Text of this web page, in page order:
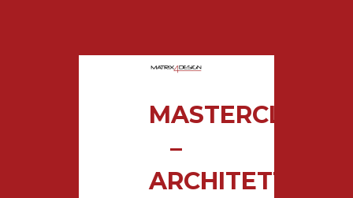
MASTERCLASS
–
ARCHITETTURA